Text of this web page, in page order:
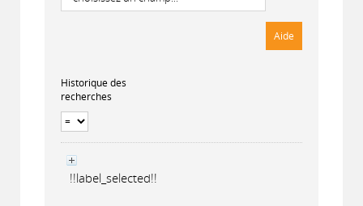
Historique des
recherches
!!label_selected!!